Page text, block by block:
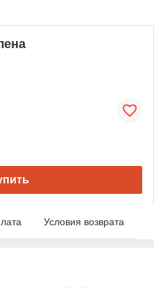
Условия возврата